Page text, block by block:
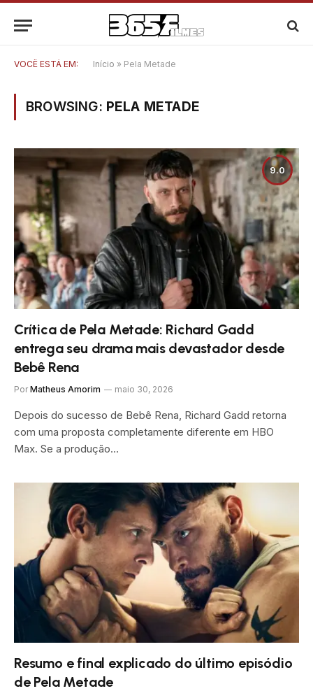
VOCÊ ESTÁ EM: Início » Pela Metade
BROWSING: PELA METADE
9.0
Crítica de Pela Metade: Richard Gadd
entrega seu drama mais devastador desde
Bebê Rena
Por Matheus Amorim maio 30, 2026
Depois do sucesso de Bebê Rena, Richard Gadd retorna
com uma proposta completamente diferente em HBO
Max. Se a produção…
Resumo e final explicado do último episódio
de Pela Metade